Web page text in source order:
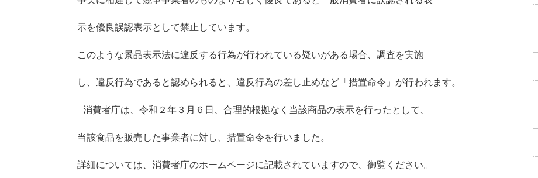
示を優良誤認表示として禁止しています。
このような景品表示法に違反する行為が行われている疑いがある場合、調査を実施
し、違反行為であると認められると、違反行為の差し止めなど「措置命令」が行われます。
消費者庁は、令和２年３月６日、合理的根拠なく当該商品の表示を行ったとして、
当該食品を販売した事業者に対し、措置命令を行いました。
詳細については、消費者庁のホームページに記載されていますので、御覧ください。